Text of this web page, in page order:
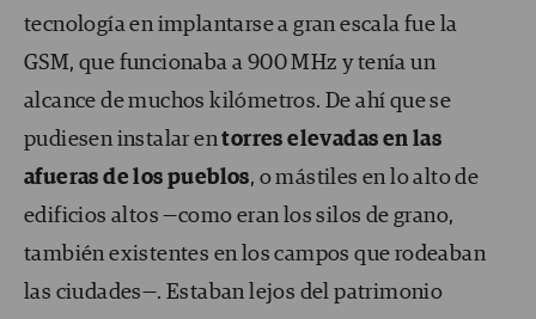
tecnología en implantarse a gran escala fue la
GSM, que funcionaba a 900 MHz y tenía un
alcance de muchos kilómetros. De ahí que se
pudiesen instalar entorres elevadas en las
afueras de los pueblos, o mástiles en lo alto de
edificios altos —como eran los silos de grano,
también existentes en los campos que rodeaban
las ciudades—. Estaban lejos del patrimonio